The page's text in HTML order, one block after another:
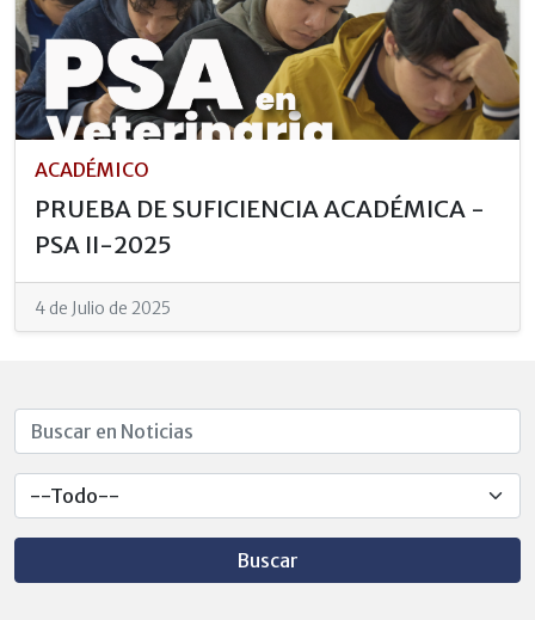
ACADÉMICO
PRUEBA DE SUFICIENCIA ACADÉMICA -
PSA II-2025
4 de Julio de 2025
Buscar